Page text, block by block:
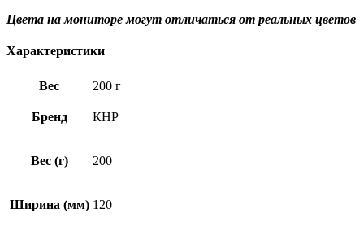
Цвета на мониторе могут отличаться от реальных цветов
Характеристики
Вес 200 г
Бренд КНР
Вес (г) 200
Ширина (мм) 120